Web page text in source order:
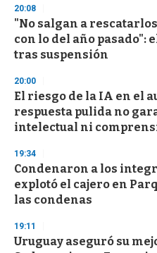
s
e
o
n
20:08
"No salgan a
con lo del año pasado":
tras suspensión
20:00
El riesgo de la IA en el
respuesta pulida no
intelectual ni
19:34
Condenaron a los
explotó el cajero en
las condenas
19:11
Uruguay aseguró su